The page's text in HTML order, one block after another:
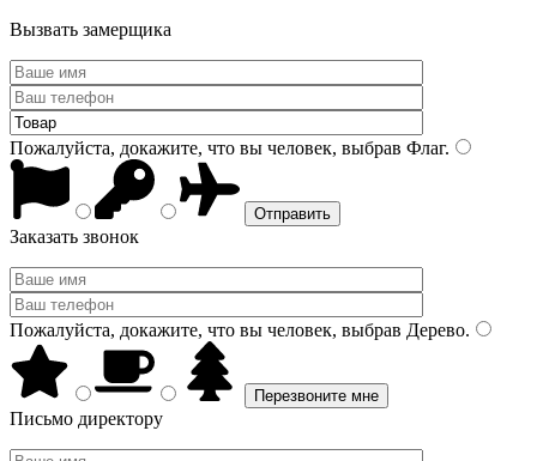
Вызвать замерщика
Пожалуйста, докажите, что вы человек, выбрав Флаг.
Заказать звонок
Пожалуйста, докажите, что вы человек, выбрав Дерево.
Письмо директору